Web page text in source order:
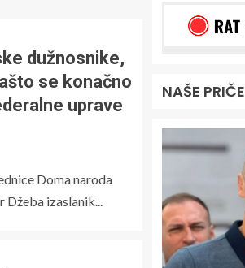
dužnosnike,
se konačno
uprave
Doma naroda
Džeba izaslanik...
NAŠE PRIČE